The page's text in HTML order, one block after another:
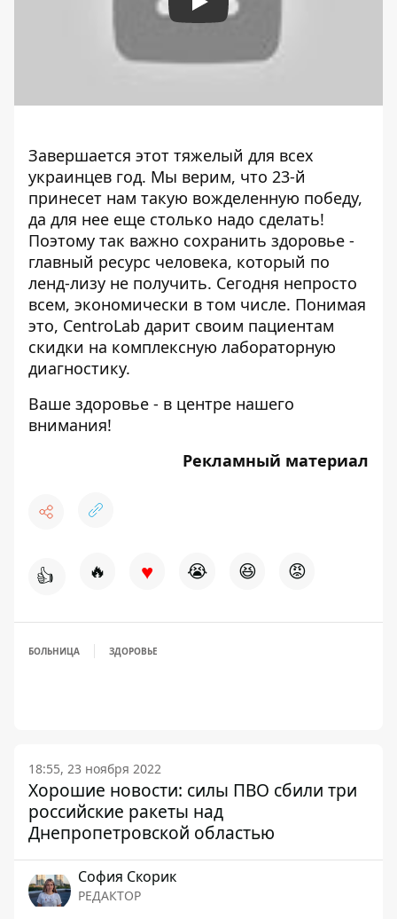
Play
Завершается этот тяжелый для всех
украинцев год. Мы верим, что 23-й
принесет нам такую вожделенную победу,
да для нее еще столько надо сделать!
Поэтому так важно сохранить здоровье -
главный ресурс человека, который по
ленд-лизу не получить. Сегодня непросто
всем, экономически в том числе. Понимая
это, CentroLab дарит своим пациентам
скидки на комплексную лабораторную
диагностику.
Ваше здоровье - в центре нашего
внимания!
Рекламный материал
👍 🔥 ♥ 😭 😆 😡
БОЛЬНИЦА ЗДОРОВЬЕ
18:55, 23 ноября 2022
Хорошие новости: силы ПВО сбили три
российские ракеты над
Днепропетровской областью
София Скорик
РЕДАКТОР